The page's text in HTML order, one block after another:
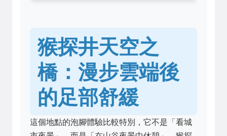
猴探井天空之
橋：漫步雲端後
的足部舒緩
這個地點的泡腳體驗比較特別，它不是「看城